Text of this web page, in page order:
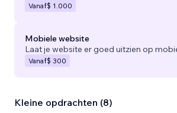
Vanaf$ 1.000
Mobiele website
Laat je website er goed uitzien op
Vanaf$ 300
Kleine opdrachten (8)